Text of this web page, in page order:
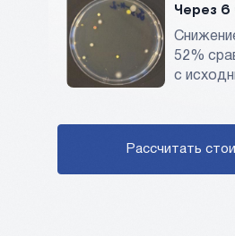
Рассчитать
Через 6
52%
с